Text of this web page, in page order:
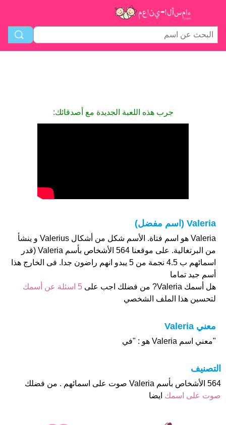
جرب هذه اللعبة الجديدة مع أصدقائك:
Valeria (اسم مفضل)
Valeria هو اسم فتاة. الأسم شكل من أشكال Valerius و ينشأ
من البرتغالية. على موقعنا 564 الأشخاص بأسم Valeria (قدر
اسمائهم ب 4.5 نجمة من 5 يبدو انهم راضون جدا. فى الخارج هذا
أسم جيد تماما
هل أسمك Valeria? من فضلك اجب على
5 اسئلة عن أسمك
لتحسين هذا الملف الشخصي
معني Valeria
"معني اسم Valeria هو : "في
التصنيف
564 الأشخاص بأسم Valeria صوت على اسمائهم . من فضلك
صوت على اسمك ايضا